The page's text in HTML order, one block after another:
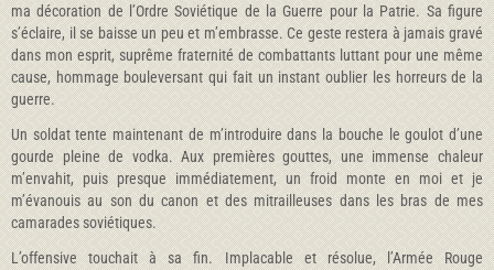
ma décoration de l’Ordre Soviétique de la Guerre pour la Patrie. Sa figure
s’éclaire, il se baisse un peu et m’embrasse. Ce geste restera à jamais gravé
dans mon esprit, suprême fraternité de combattants luttant pour une même
cause, hommage bouleversant qui fait un instant oublier les horreurs de la
guerre.
Un soldat tente maintenant de m’introduire dans la bouche le goulot d’une
gourde pleine de vodka. Aux premières gouttes, une immense chaleur
m’envahit, puis presque immédiatement, un froid monte en moi et je
m’évanouis au son du canon et des mitrailleuses dans les bras de mes
camarades soviétiques.
L’offensive touchait à sa fin. Implacable et résolue, l’Armée Rouge